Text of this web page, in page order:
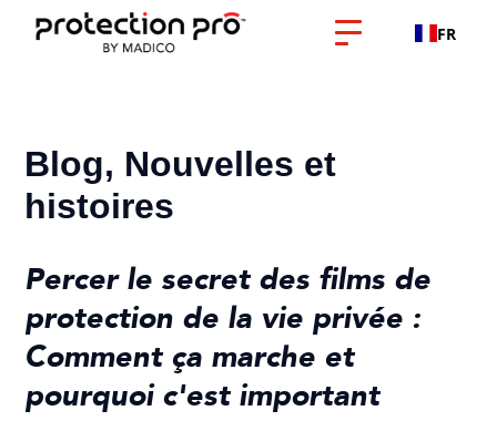
FR
Blog, Nouvelles et
histoires
Percer le secret des films de
protection de la vie privée :
Comment ça marche et
pourquoi c'est important